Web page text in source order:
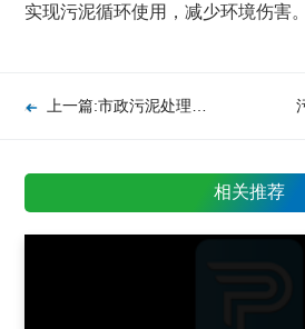
实现污泥循环使用，减少环境伤害。
相关推荐